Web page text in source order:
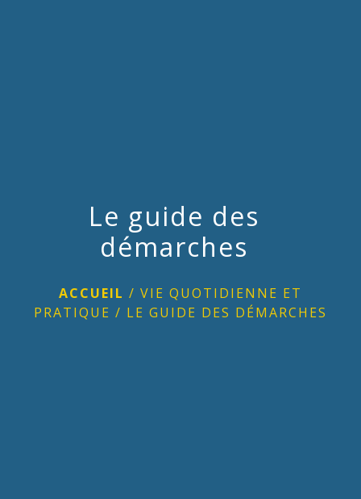
Le guide des
démarches
ACCUEIL / VIE QUOTIDIENNE ET
PRATIQUE / LE GUIDE DES DÉMARCHES